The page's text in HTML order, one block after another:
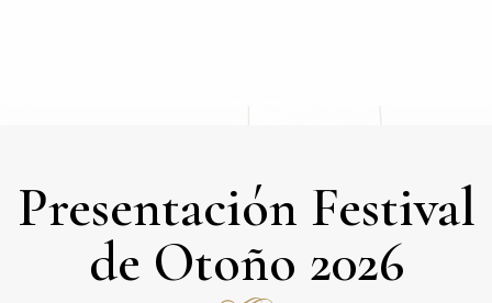
Presentación Festival
de Otoño 2026